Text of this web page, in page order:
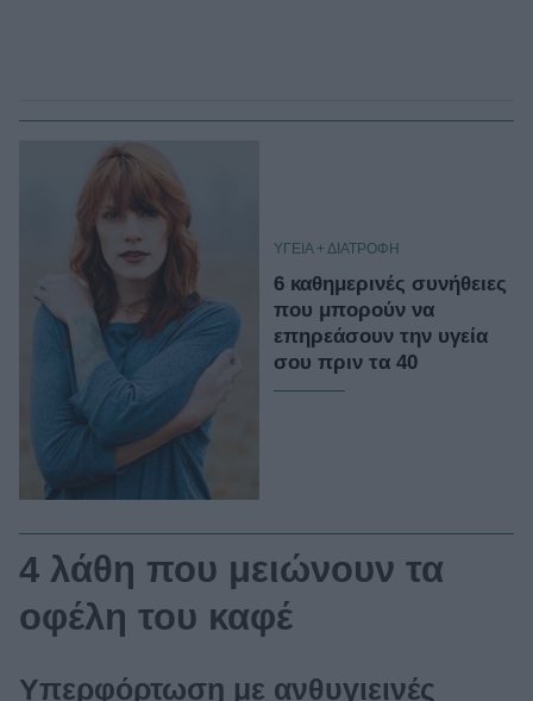
ΥΓΕΙΑ + ΔΙΑΤΡΟΦΗ
6 καθημερινές συνήθειες
που μπορούν να
επηρεάσουν την υγεία
σου πριν τα 40
4 λάθη που μειώνουν τα
οφέλη του καφέ
Υπερφόρτωση με ανθυγιεινές